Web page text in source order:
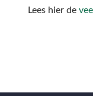
Lees hier de